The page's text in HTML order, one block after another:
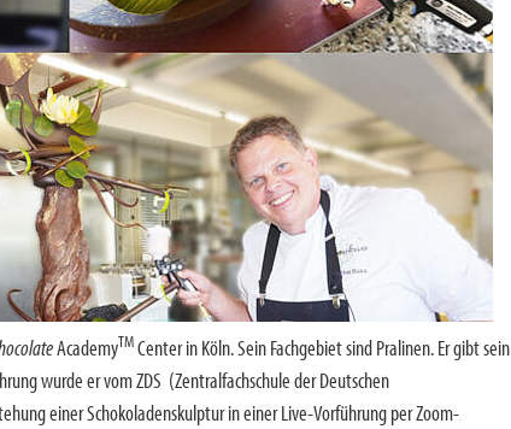
AcademyTMCenter in Köln. Sein Fachgebiet sind Pralinen. Er gibt sein
wurde er vom ZDS (Zentralfachschule der Deutschen
einer Schokoladenskulptur in einer Live-Vorführung per Zoom-